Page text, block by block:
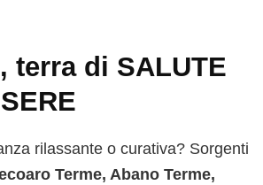
terra di SALUTE
rilassante o curativa? Sorgenti
Terme, Abano Terme,